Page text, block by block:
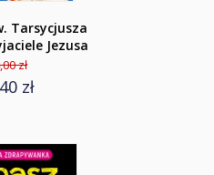
Tarsycjusza
Jezusa
zł
zł